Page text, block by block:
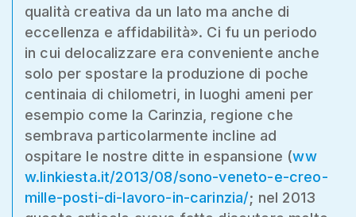
qualità creativa da un lato ma anche di
eccellenza e affidabilità». Ci fu un periodo
in cui delocalizzare era conveniente anche
solo per spostare la produzione di poche
centinaia di chilometri, in luoghi ameni per
esempio come la Carinzia, regione che
sembrava particolarmente incline ad
ospitare le nostre ditte in espansione (ww
w.linkiesta.it/2013/08/sono-veneto-e-creo-
mille-posti-di-lavoro-in-carinzia/; nel 2013